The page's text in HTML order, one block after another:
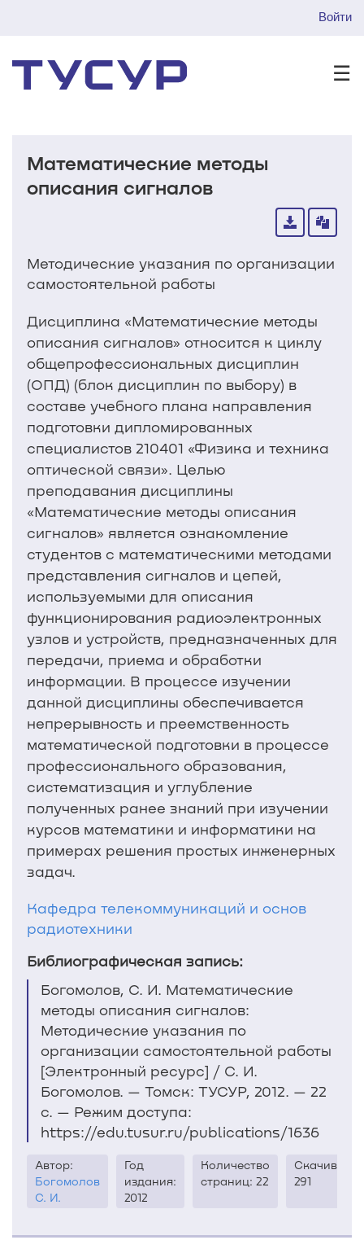
Войти
☰
Математические методы
описания сигналов
Методические указания по организации
самостоятельной работы
Дисциплина «Математические методы
описания сигналов» относится к циклу
общепрофессиональных дисциплин
(ОПД) (блок дисциплин по выбору) в
составе учебного плана направления
подготовки дипломированных
специалистов 210401 «Физика и техника
оптической связи». Целью
преподавания дисциплины
«Математические методы описания
сигналов» является ознакомление
студентов с математическими методами
представления сигналов и цепей,
используемыми для описания
функционирования радиоэлектронных
узлов и устройств, предназначенных для
передачи, приема и обработки
информации. В процессе изучении
данной дисциплины обеспечивается
непрерывность и преемственность
математической подготовки в процессе
профессионального образования,
систематизация и углубление
полученных ранее знаний при изучении
курсов математики и информатики на
примерах решения простых инженерных
задач.
Кафедра телекоммуникаций и основ
радиотехники
Библиографическая запись:
Богомолов, С. И. Математические
методы описания сигналов:
Методические указания по
организации самостоятельной работы
[Электронный ресурс] / С. И.
Богомолов. — Томск: ТУСУР, 2012. — 22
с. — Режим доступа:
https://edu.tusur.ru/publications/1636
Автор:
Богомолов
С. И.
Год
издания:
2012
Количество
страниц: 22
291